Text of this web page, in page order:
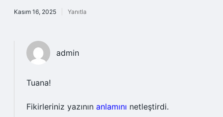
Kasım 16, 2025 Yanıtla
admin
Tuana!
Fikirleriniz yazının anlamını netleştirdi.